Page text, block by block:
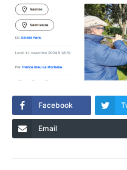
Facebook
Email